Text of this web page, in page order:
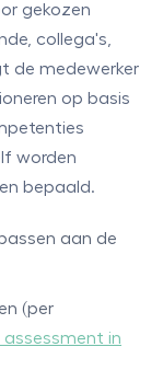
gekozen
collega's,
de medewerker
op basis
worden
bepaald.
aan de
(per
assessment in